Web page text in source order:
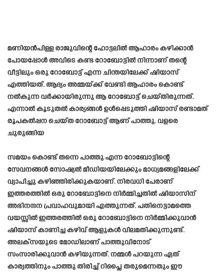
മണിയൻപിള്ള രാജുവിന്റെ ഹോട്ടലിൽ ആഹാരം കഴിക്കാൻ
പോയപ്പോൾ അവിടെ കണ്ട റോബോട്ടിൽ നിന്നാണ് തന്റെ
വീട്ടിലും ഒരു റോബോട്ട് എന്ന ചിന്തയിലേക്ക് ഷിയാസ്
എത്തിയത്. ആദ്യം അമ്മയ്ക്ക് വേണ്ടി ആഹാരം കൊണ്ട്
നൽകുന്ന വർക്കായിരുന്നു ആ റോബോട്ട് ചെയ്തിരുന്നത്.
എന്നാൽ കൂടുതൽ കാര്യങ്ങൾ ഉൾപ്പെടുത്തി ഷിയാസ് രണ്ടാമത്
രൂപകൽപ്പന ചെയ്ത റോബോട്ട് ആണ് പാത്തു. വളരെ
ചുരുങ്ങിയ
സമയം കൊണ്ട് തന്നെ പാത്തു എന്ന റോബോട്ടിന്റെ
സേവനങ്ങൾ സോഷ്യൽ മീഡിയയിലേക്കും മാധ്യമങ്ങളിലേക്ക്
വ്യാപിച്ചു കഴിഞ്ഞിരിക്കുകയാണ്. നിരവധി പേരാണ്
ഇത്തരത്തിൽ ഒരു റോബോട്ടിനെ നിർമ്മിച്ചതിൽ ഷിയാസിന്
അഭിനന്ദന പ്രവാഹവുമായി എത്തുന്നത്. പതിനെട്ടാമത്തെ
വയസ്സിൽ ഇത്തരത്തിൽ ഒരു റോബോട്ടിനെ നിർമ്മിക്കുവാൻ
ഷിയാസ് കാണിച്ച കഴിവ് ആളുകൾ വിലമതിക്കുന്നുണ്ട്.
അലക്സയുടെ മോഡിലാണ് പാത്തുവിനോട്
സംസാരിക്കുവാൻ കഴിയുന്നത്. നമ്മൾ പറയുന്ന ഏത്
കാര്യത്തിനും പാത്തു തിരിച്ച് റിപ്ലൈ തരുമെന്നതും ഈ